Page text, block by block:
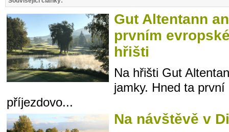
Gut Altentann
prvním
hřišti
Na hřišti Gut
jamky. Hned ta
příjezdovo...
Na návštěvě v